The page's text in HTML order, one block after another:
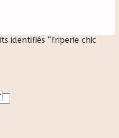
identifiés “friperie chic